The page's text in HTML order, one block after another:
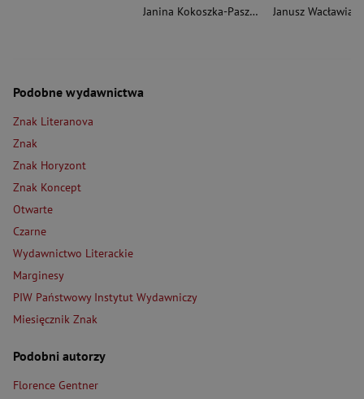
Janina Kokoszka-Paszkot
Piotr Wierzbiński
Janusz Wacławiak
Podobne wydawnictwa
Znak Literanova
Znak
Znak Horyzont
Znak Koncept
Otwarte
Czarne
Wydawnictwo Literackie
Marginesy
PIW Państwowy Instytut Wydawniczy
Miesięcznik Znak
Podobni autorzy
Florence Gentner